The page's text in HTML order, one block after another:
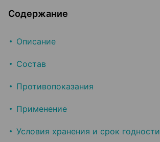
Содержание
Описание
Состав
Противопоказания
Применение
Условия хранения и срок годности